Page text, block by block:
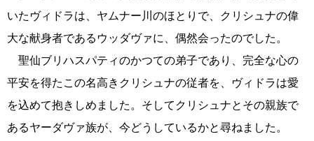
いたヴィドラは、ヤムナー川のほとりで、クリシュナの偉
大な献身者であるウッダヴァに、偶然会ったのでした。
聖仙ブリハスパティのかつての弟子であり、完全な心の
平安を得たこの名高きクリシュナの従者を、ヴィドラは愛
を込めて抱きしめました。そしてクリシュナとその親族で
あるヤーダヴァ族が、今どうしているかと尋ねました。